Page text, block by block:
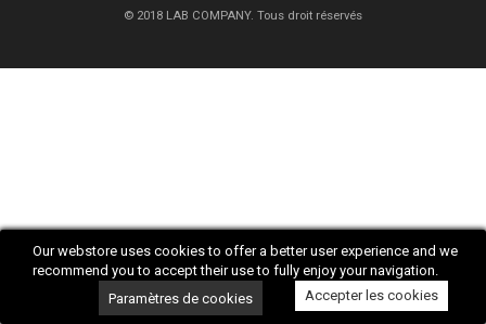
Our webstore uses cookies to offer a better user experience and we
recommend you to accept their use to fully enjoy your navigation.
Accepter les cookies
Paramètres de cookies
© 2018 LAB COMPANY. Tous droit réservés